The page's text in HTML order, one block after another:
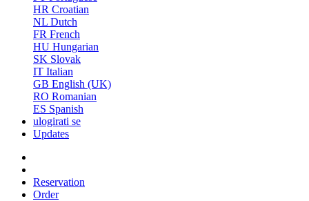
HR Croatian
NL Dutch
FR French
HU Hungarian
SK Slovak
IT Italian
GB English (UK)
RO Romanian
ES Spanish
ulogirati se
Updates
Reservation
Order